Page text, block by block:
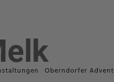
Oberndorfer Advent